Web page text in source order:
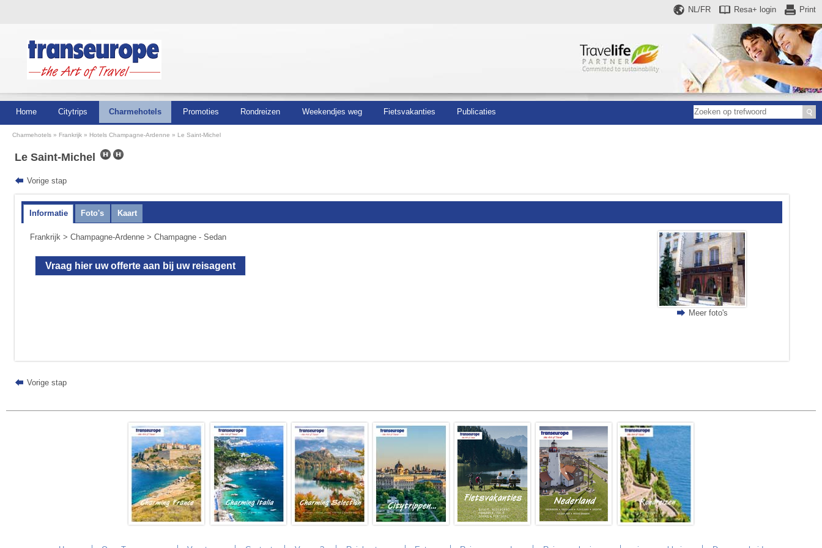
Print
Resa+ login
NL/FR
Home Citytrips Charmehotels Promoties Rondreizen Weekendjes weg Fietsvakanties Publicaties
Charmehotels Frankrijk Hotels Champagne-Ardenne Le Saint-Michel
Le Saint-Michel
Vorige stap
Informatie Foto's Kaart
Frankrijk >Champagne-Ardenne > Champagne - Sedan
Vraag hier uw offerte aan bij uw reisagent
Meer foto's
Vorige stap